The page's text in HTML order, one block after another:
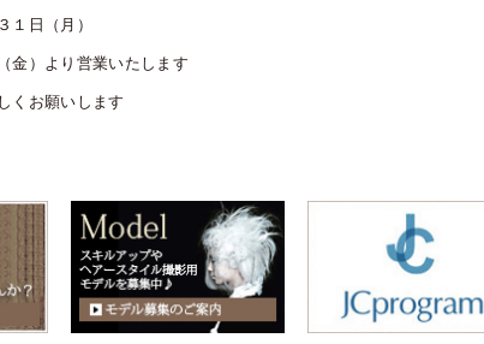
３１日（月）
）より営業いたします
くお願いします